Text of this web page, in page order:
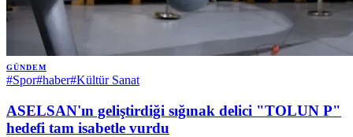
GÜNDEM
#Spor#haber#Kültür Sanat
ASELSAN'ın geliştirdiği sığınak delici "TOLUN P"
hedefi tam isabetle vurdu